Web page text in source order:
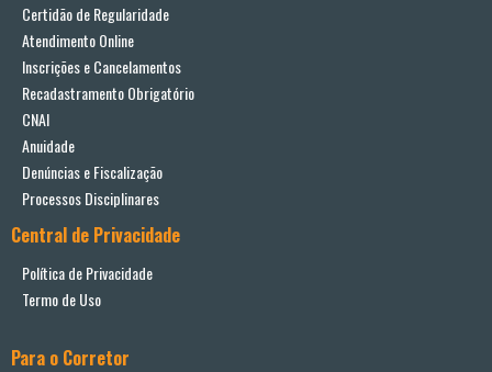
Certidão de Regularidade
Atendimento Online
Inscrições e Cancelamentos
Recadastramento Obrigatório
CNAI
Anuidade
Denúncias e Fiscalização
Processos Disciplinares
Central de Privacidade
Política de Privacidade
Termo de Uso
Para o Corretor